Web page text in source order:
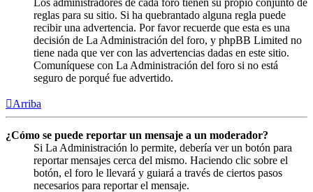
reglas para su sitio. Si ha quebrantado alguna regla puede
recibir una advertencia. Por favor recuerde que esta es una
decisión de La Administración del foro, y phpBB Limited no
tiene nada que ver con las advertencias dadas en este sitio.
Comuníquese con La Administración del foro si no está
seguro de porqué fue advertido.
Arriba
¿Cómo se puede reportar un mensaje a un moderador?
Si La Administración lo permite, debería ver un botón para
reportar mensajes cerca del mismo. Haciendo clic sobre el
botón, el foro le llevará y guiará a través de ciertos pasos
necesarios para reportar el mensaje.